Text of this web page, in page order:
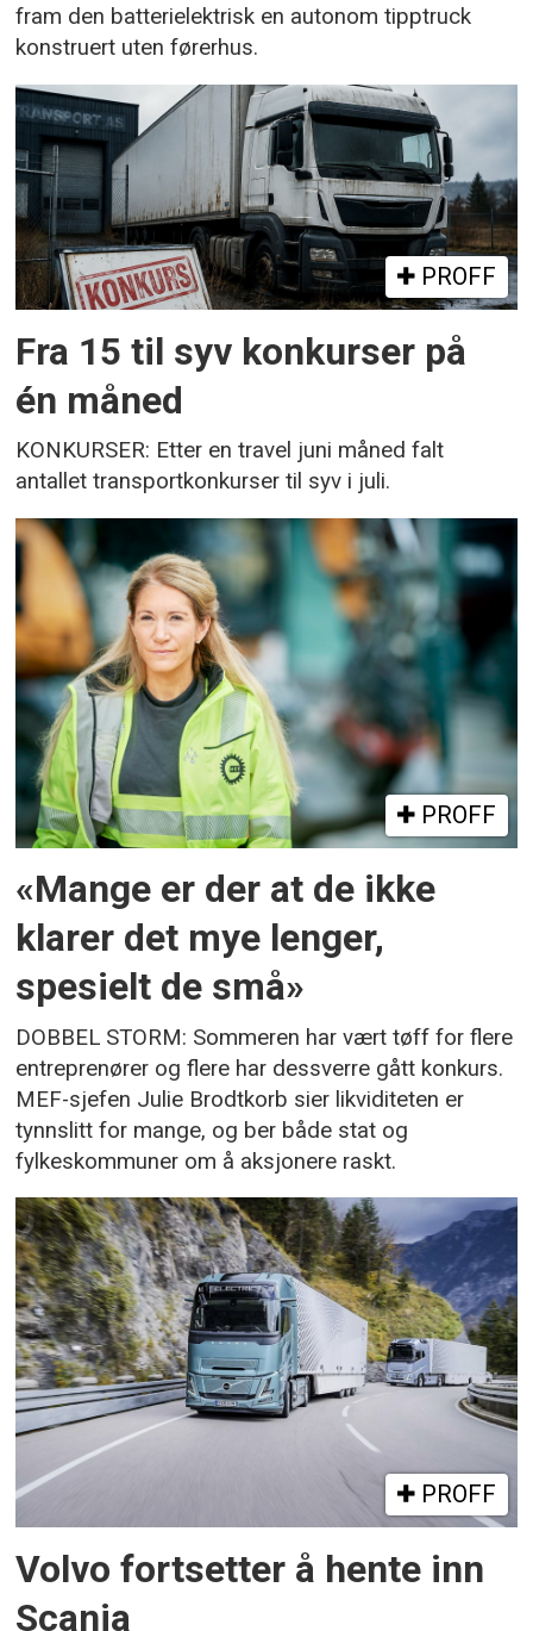
fram den batterielektrisk en autonom tipptruck
konstruert uten førerhus.
PROFF
Fra 15 til syv konkurser på
én måned
KONKURSER: Etter en travel juni måned falt
antallet transportkonkurser til syv i juli.
PROFF
«Mange er der at de ikke
klarer det mye lenger,
spesielt de små»
DOBBEL STORM: Sommeren har vært tøff for flere
entreprenører og flere har dessverre gått konkurs.
MEF-sjefen Julie Brodtkorb sier likviditeten er
tynnslitt for mange, og ber både stat og
fylkeskommuner om å aksjonere raskt.
PROFF
Volvo fortsetter å hente inn
Scania